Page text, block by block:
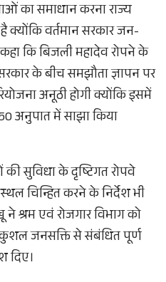
का समाधान करना राज्य
क्योंकि वर्तमान सरकार जन-
कि बिजली महादेव रोपने के
के बीच समझौता ज्ञापन पर
अनूठी होगी क्योंकि इसमें
अनुपात में साझा किया
की सुविधा के दृष्टिगत रोपवे
चिन्हित करने के निर्देश भी
श्रम एवं रोजगार विभाग को
जनसक्ति से संबंधित पूर्ण
दिए।